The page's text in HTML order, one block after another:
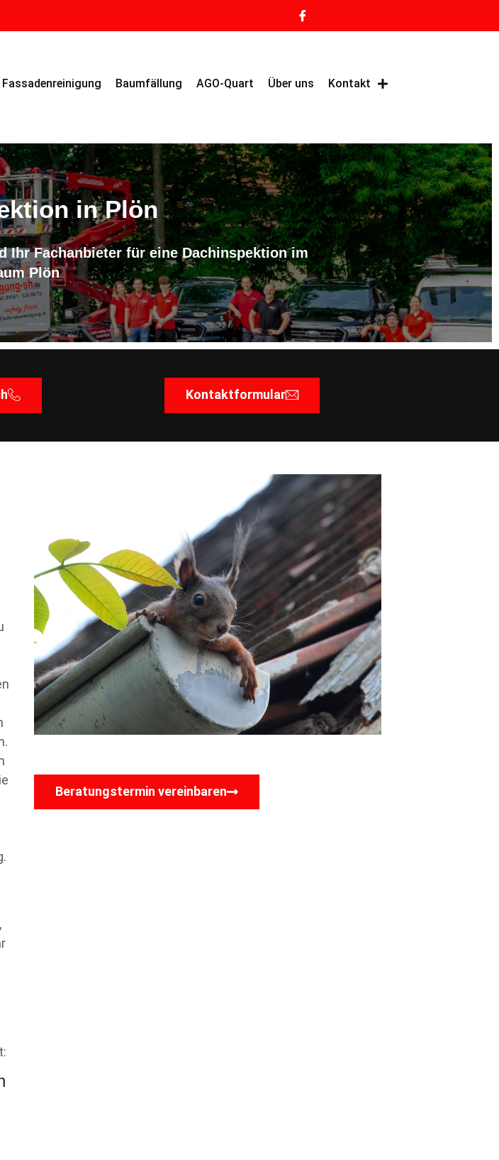
Fassadenreinigung Baumfällung AGO-Quart Über uns Kontakt
in Plön
Ihr Fachanbieter für eine Dachinspektion im
Plön
Kontaktformular
Beratungstermin vereinbaren